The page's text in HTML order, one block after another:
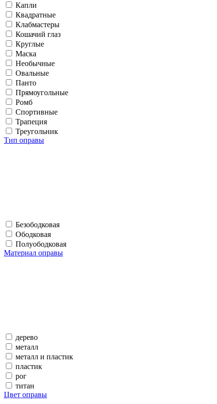
Капли
Квадратные
Клабмастеры
Кошачий глаз
Круглые
Маска
Необычные
Овальные
Панто
Прямоугольные
Ромб
Спортивные
Трапеция
Треугольник
Тип оправы
Безободковая
Ободковая
Полуободковая
Материал оправы
дерево
металл
металл и пластик
пластик
рог
титан
Цвет оправы